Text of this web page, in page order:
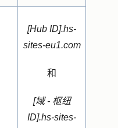
[Hub ID].hs-
sites-eu1.com
和
[域 - 枢纽
ID].hs-sites-